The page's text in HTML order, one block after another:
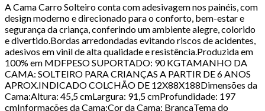
A Cama Carro Solteiro conta com adesivagem nos painéis, com
design moderno e direcionado para o conforto, bem-estar e
segurança da criança, conferindo um ambiente alegre, colorido
e divertido.Bordas arredondadas evitando riscos de acidentes,
adesivos em vinil de alta qualidade e resistência.Produzida em
100% em MDFPESO SUPORTADO: 90 KGTAMANHO DA
CAMA: SOLTEIRO PARA CRIANÇAS A PARTIR DE 6 ANOS
APROX.INDICADO COLCHÃO DE 12X88X188Dimensões da
Cama:Altura: 45,5 cmLargura: 91,5 cmProfundidade: 197
cmInformações da Cama:Cor da Cama: BrancaTema do